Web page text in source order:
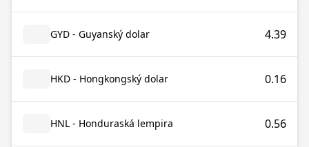
GYD - Guyanský dolar 4.39
HKD - Hongkongský dolar 0.16
HNL - Honduraská lempira 0.56